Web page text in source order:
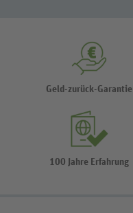
Geld-zurück-Garantie
100 Jahre Erfahrung